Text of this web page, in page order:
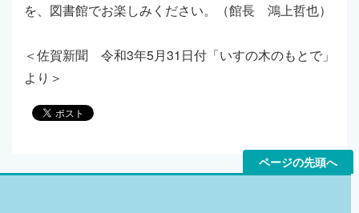
を、図書館でお楽しみください。（館長 鴻上哲也）
＜佐賀新聞 令和3年5月31日付「いすの木のもとで」
より＞
ページの先頭へ